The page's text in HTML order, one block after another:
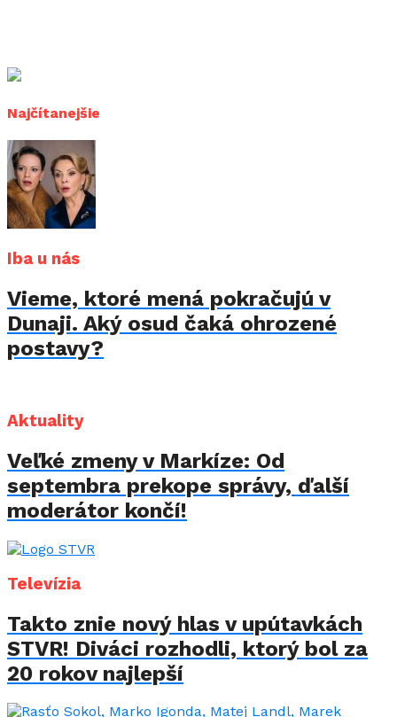
Najčítanejšie
Iba u nás
Vieme, ktoré mená pokračujú v
Dunaji. Aký osud čaká ohrozené
postavy?
Aktuality
Veľké zmeny v Markíze: Od
septembra prekope správy, ďalší
moderátor končí!
Televízia
Takto znie nový hlas v upútavkách
STVR! Diváci rozhodli, ktorý bol za
20 rokov najlepší